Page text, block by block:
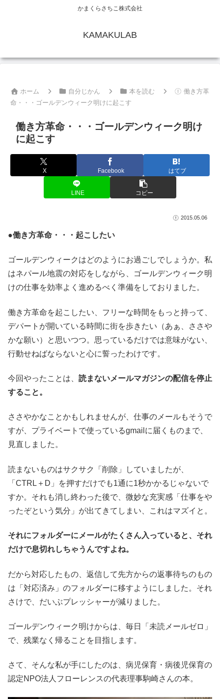
かまくらさちこ株式会社
KAMAKULAB
ホーム 自分じかん 本を読む
働き方革
命・・・ゴールデンウィーク明けに起こす
働き方革命・・・ゴールデンウィーク明け
に起こす
X Facebook はてブ
LINE コピー
2015.05.06
●働き方革命・・・起こしたい
ゴールデンウィークはどのようにお過ごしでしょうか。私
はネパール地震の対応をしながら、ゴールデンウィーク明
けの仕事を効率よく進めるべく準備をしておりました。
働き方革命を起こしたい、フリーな時間をもっと持って、
デパートが開いている時間に街を歩きたい（あぁ、ささや
かな願い）と思いつつ。思っているだけでは意味がない、
行動せねばならないと心に誓ったわけです。
今回やったことは、 読まないメールマガジンの配信を停止
すること。
ささやかなことかもしれませんが、仕事のメールもそうで
すが、プライベートで使っているgmailに届くものまで、
見直しました。
読まないものはサクサク「削除」していましたが、
「CTRL＋D」を押すだけでも1通に1秒かかるじゃないで
すか。それも消し終わった後で、微妙な充実感「仕事をや
ったぞという気分」が出てきてしまい、これはマズイと。
それにフォルダーにメールがたくさん入っていると、それ
だけで息切れしちゃうんですよね。
だから対応したもの、返信して先方からの返事待ちのもの
は「対応済み」のフォルダーに移すようにしました。それ
さけで、だいぶプレッシャーが減りました。
ゴールデンウィーク明けからは、毎日「未読メールゼロ」
で、残業なく帰ることを目指します。
さて、そんな私が手にしたのは、病児保育・病後児保育の
認定NPO法人フローレンスの代表理事駒崎さんの本。